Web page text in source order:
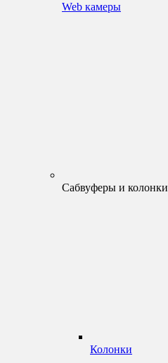
Web камеры
Сабвуферы и колонки
Колонки